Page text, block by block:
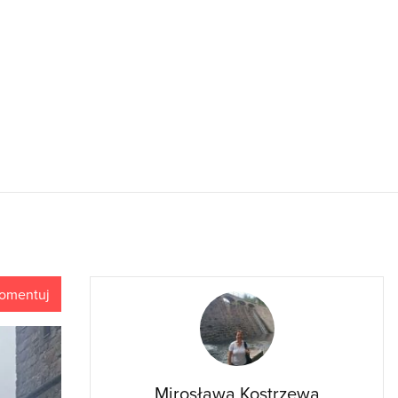
Mirosława Kostrzewa